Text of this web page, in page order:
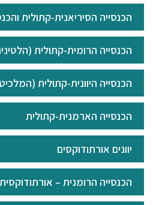
הכנסייה הסיריאנית-קתולית
הכנסייה הרומית-קתולית
הכנסייה היוונית-קתולית
הכנסייה הארמנית-קתולית
יוונים אורתודוקסים
הכנסייה הרומנית – אורתודוקסית